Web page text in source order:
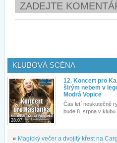
ZADEJTE
KLUBOVÁ SCÉNA
28.07.
12. Koncert pro
širým nebem v
Modrá Vopice
Čas letí neskutečně
bude 8. srpna v klubu
» Magický večer a dvojitý křest na